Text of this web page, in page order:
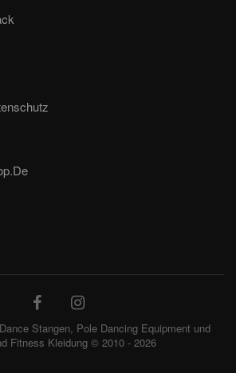
Stangen, Pole Dancing Equipment und
Fitness Kleidung © 2010 - 2026